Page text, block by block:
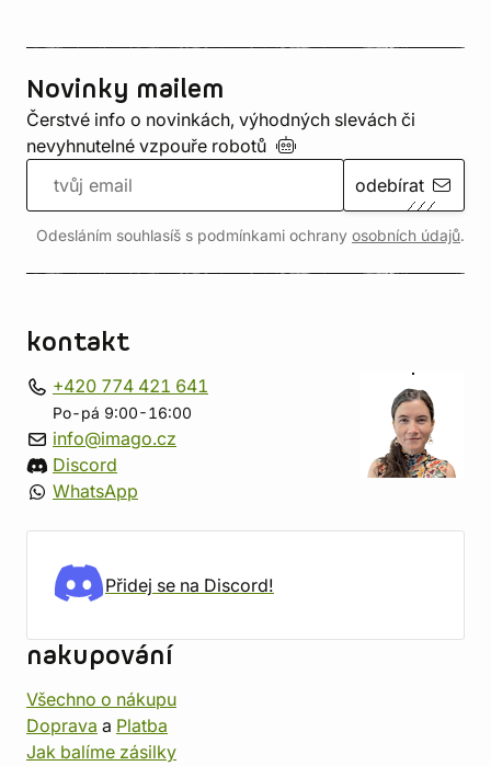
Novinky mailem
Čerstvé info o novinkách, výhodných slevách či
nevyhnutelné vzpouře robotů
odebírat
Odesláním souhlasíš s podmínkami ochrany osobních údajů.
kontakt
+420 774 421 641
Po-pá 9:00-16:00
info@imago.cz
Discord
WhatsApp
Přidej se na Discord!
nakupování
Všechno o nákupu
Doprava a Platba
Jak balíme zásilky